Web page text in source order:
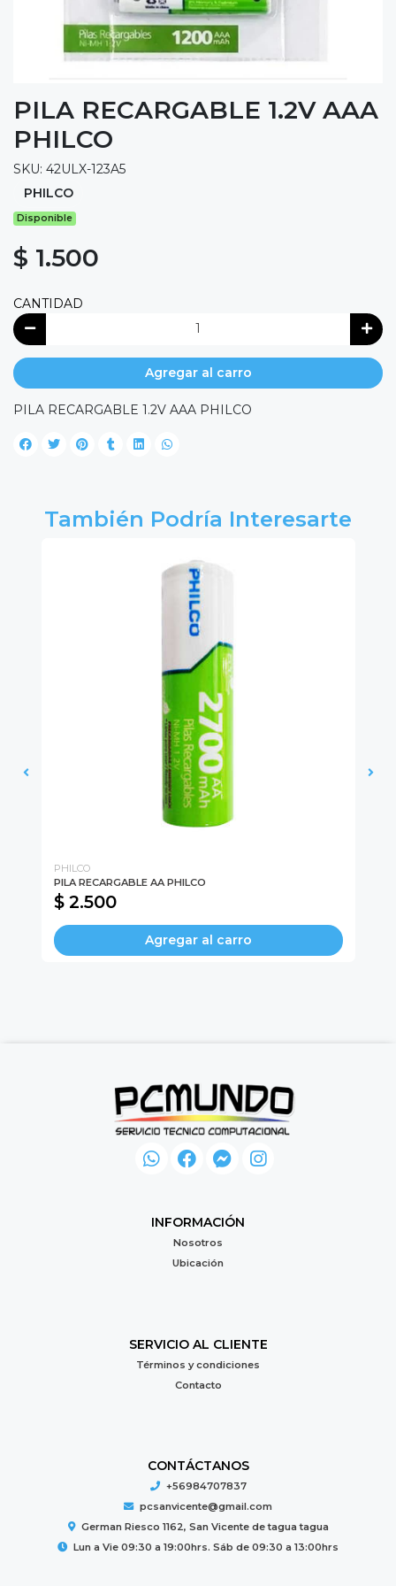
PILA RECARGABLE 1.2V AAA
PHILCO
SKU: 42ULX-123A5
PHILCO
Disponible
$ 1.500
CANTIDAD
Agregar al carro
PILA RECARGABLE 1.2V AAA PHILCO
También Podría Interesarte
PHILCO
PILA RECARGABLE AA PHILCO
$ 2.500
Agregar al carro
INFORMACIÓN
Nosotros
Ubicación
SERVICIO AL CLIENTE
Términos y condiciones
Contacto
CONTÁCTANOS
+56984707837
pcsanvicente@gmail.com
German Riesco 1162, San Vicente de tagua tagua
Lun a Vie 09:30 a 19:00hrs. Sáb de 09:30 a 13:00hrs